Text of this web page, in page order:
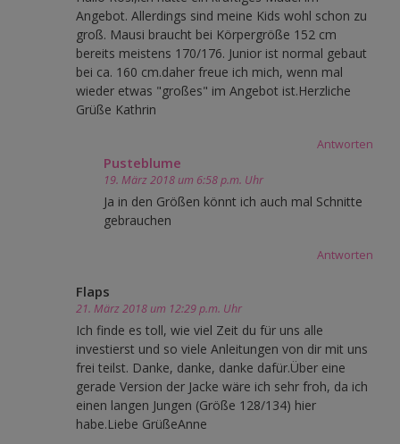
Angebot. Allerdings sind meine Kids wohl schon zu
groß. Mausi braucht bei Körpergröße 152 cm
bereits meistens 170/176. Junior ist normal gebaut
bei ca. 160 cm.daher freue ich mich, wenn mal
wieder etwas "großes" im Angebot ist.Herzliche
Grüße Kathrin
Antworten
Pusteblume
19. März 2018 um 6:58 p.m. Uhr
Ja in den Größen könnt ich auch mal Schnitte
gebrauchen
Antworten
Flaps
21. März 2018 um 12:29 p.m. Uhr
Ich finde es toll, wie viel Zeit du für uns alle
investierst und so viele Anleitungen von dir mit uns
frei teilst. Danke, danke, danke dafür.Über eine
gerade Version der Jacke wäre ich sehr froh, da ich
einen langen Jungen (Größe 128/134) hier
habe.Liebe GrüßeAnne